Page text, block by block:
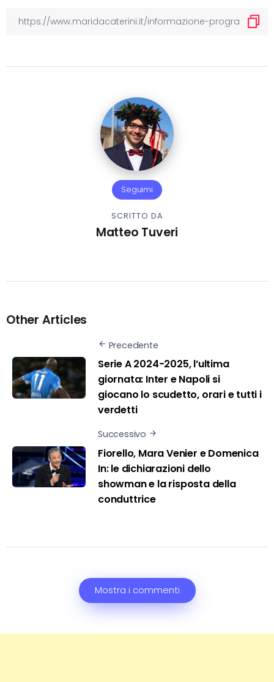
Seguimi
SCRITTO DA
Matteo Tuveri
Other Articles
Precedente
Serie A 2024-2025, l’ultima
giornata: Inter e Napoli si
giocano lo scudetto, orari e tutti i
verdetti
Successivo
Fiorello, Mara Venier e Domenica
In: le dichiarazioni dello
showman e la risposta della
conduttrice
Mostra i commenti